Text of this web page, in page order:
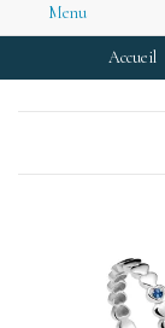
Menu
Accueil